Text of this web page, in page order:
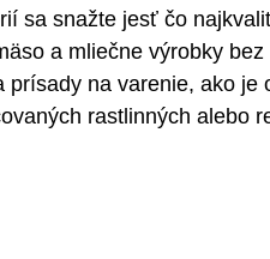
sa snažte jesť čo
a mliečne výrobky bez
prísady na varenie, ako je
rastlinných alebo